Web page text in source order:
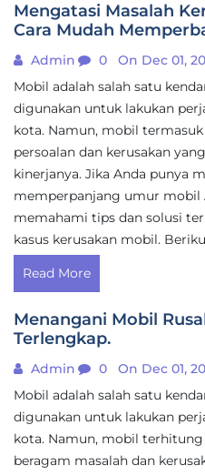
Mengatasi Masalah
Cara Mudah
Admin 0
On Dec 01,
Mobil adalah salah satu
digunakan untuk lakukan
kota. Namun, mobil
persoalan dan kerusakan
kinerjanya. Jika Anda punya
memperpanjang umur mobil
memahami tips dan solusi
kasus kerusakan mobil.
Read More
Menangani Mobil
Terlengkap.
Admin 0
On Dec 01,
Mobil adalah salah satu
digunakan untuk lakukan
kota. Namun, mobil
beragam masalah dan